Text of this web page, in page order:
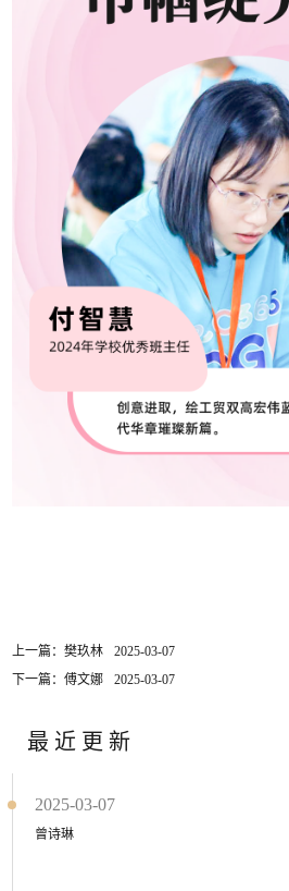
上一篇：樊玖林
2025-03-07
下一篇：傅文娜
2025-03-07
最近更新
2025-03-07
曾诗琳